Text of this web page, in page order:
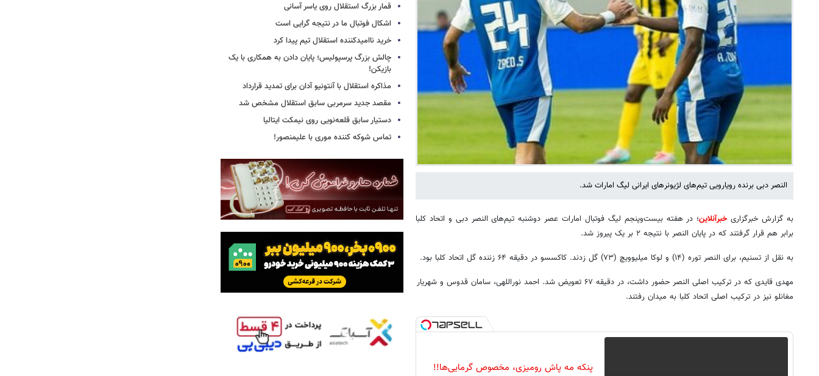
النصر دبی برنده رویارویی تیم‌های لژیونرهای ایرانی لیگ امارات شد.
به گزارش خبرگزاریخبرآنلاین؛ در هفته بیست‌وپنجم لیگ فوتبال امارات عصر دوشنبه تیم‌های النصر دبی و اتحاد کلبا
برابر هم قرار گرفتند که در پایان النصر با نتیجه ۲ بر یک پیروز شد.
به نقل از تسنیم، برای النصر توره (۱۴) و لوکا میلیوویچ (۷۳) گل زدند. کاکسسو در دقیقه ۶۴ زننده گل اتحاد کلبا بود.
مهدی قایدی که در ترکیب اصلی النصر حضور داشت، در دقیقه ۶۷ تعویض شد. احمد نوراللهی، سامان قدوس و شهریار
مغانلو نیز در ترکیب اصلی اتحاد کلبا به میدان رفتند.
پنکه مه پاش رومیزی، مخصوص گرمایی‌ها!!
قمار بزرگ استقلال روی یاسر آسانی
اشکال فوتبال ما در نتیجه گرایی است
خرید ناامیدکننده استقلال تیم پیدا کرد
چالش بزرگ پرسپولیس؛ پایان دادن به همکاری با یک
بازیکن!
مذاکره استقلال با آنتونیو آدان برای تمدید قرارداد
مقصد جدید سرمربی سابق استقلال مشخص شد
دستیار سابق قلعه‌نویی روی نیمکت ایتالیا
تماس شوکه کننده موری با علیمنصور!